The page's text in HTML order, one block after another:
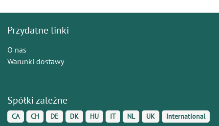
Przydatne linki
O nas
Warunki dostawy
Spółki zależne
CA CH DE DK HU IT NL UK International